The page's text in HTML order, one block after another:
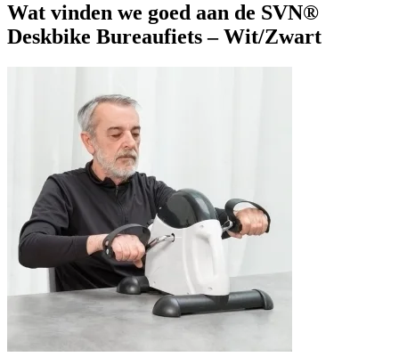
Wat vinden we goed aan de SVN®
Deskbike Bureaufiets – Wit/Zwart